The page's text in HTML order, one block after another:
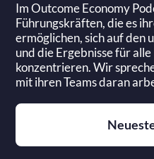
Im Outcome Economy
Führungskräften, die es
ermöglichen, sich auf den
und die Ergebnisse für
konzentrieren. Wir
mit ihren Teams daran